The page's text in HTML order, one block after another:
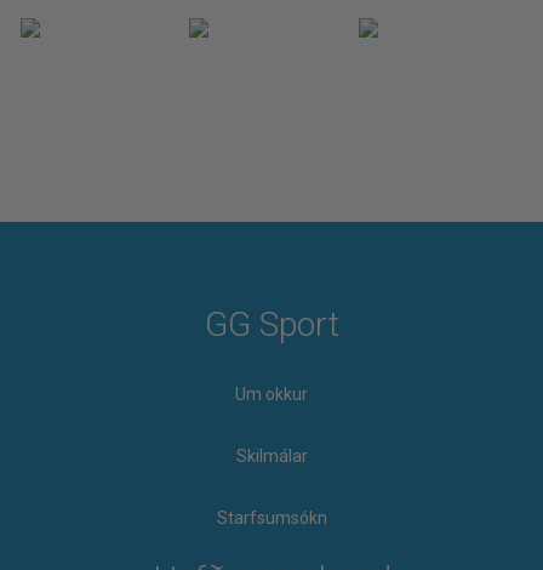
GG Sport
Um okkur
Skilmálar
Starfsumsókn